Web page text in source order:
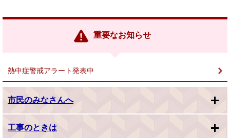
リ
重要なお知らせ
熱中症警戒アラート発表中
市民のみなさんへ
工事のときは